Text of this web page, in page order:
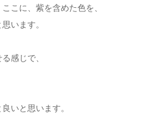
こに、紫を含めた色を、
います。
感じで、
いと思います。